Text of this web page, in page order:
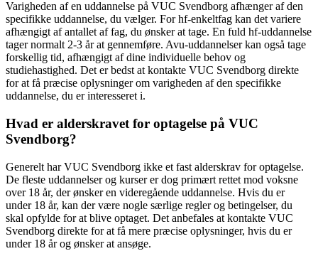
Varigheden af ​​en uddannelse på VUC Svendborg afhænger af den
specifikke uddannelse, du vælger. For hf-enkeltfag kan det variere
afhængigt af antallet af fag, du ønsker at tage. En fuld hf-uddannelse
tager normalt 2-3 år at gennemføre. Avu-uddannelser kan også tage
forskellig tid, afhængigt af dine individuelle behov og
studiehastighed. Det er bedst at kontakte VUC Svendborg direkte
for at få præcise oplysninger om varigheden af ​​den specifikke
uddannelse, du er interesseret i.
Hvad er alderskravet for optagelse på VUC
Svendborg?
Generelt har VUC Svendborg ikke et fast alderskrav for optagelse.
De fleste uddannelser og kurser er dog primært rettet mod voksne
over 18 år, der ønsker en videregående uddannelse. Hvis du er
under 18 år, kan der være nogle særlige regler og betingelser, du
skal opfylde for at blive optaget. Det anbefales at kontakte VUC
Svendborg direkte for at få mere præcise oplysninger, hvis du er
under 18 år og ønsker at ansøge.